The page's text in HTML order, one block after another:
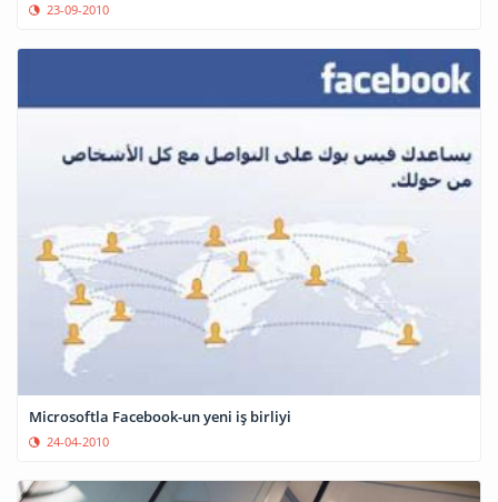
23-09-2010
Microsoftla Facebook-un yeni iş birliyi
24-04-2010